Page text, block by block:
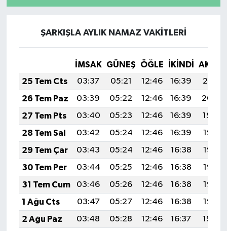
ŞARKIŞLA AYLIK NAMAZ VAKITLERI
İMSAK GÜNEŞ ÖĞLE İKINDI
25 Tem Cts
03:37 05:21 12:46 16:39
20:01
26 Tem Paz
03:39 05:22 12:46 16:39
20:00
27 Tem Pts
03:40 05:23 12:46 16:39
19:59
28 Tem Sal
03:42 05:24 12:46 16:39
19:58
29 Tem Çar
03:43 05:24 12:46 16:38
19:57
30 Tem Per
03:44 05:25 12:46 16:38
19:57
31 Tem Cum
03:46 05:26 12:46 16:38
19:56
1 Ağu Cts
03:47 05:27 12:46 16:38
19:55
2 Ağu Paz
03:48 05:28 12:46 16:37
19:54